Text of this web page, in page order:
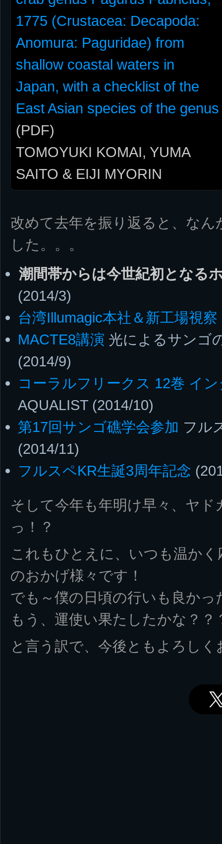
1775 (Crustacea: Decapoda:
Anomura: Paguridae) from
shallow coastal waters in
Japan, with a checklist of the
East Asian species of the genus
(PDF)
TOMOYUKI KOMAI, YUMA
SAITO & EIJI MYORIN
改めて去年を振り返ると、な
した。。。
潮間帯からは今世紀初となる
(2014/3)
台湾Illumagic本社＆新工場視察
MACTE8講演 光によるサンゴ
(2014/9)
コーラルフリークス 12巻 イ
AQUALIST (2014/10)
第17回サンゴ礁学会参加 フル
(2014/11)
フルスペKR生誕3周年記念
そして今年も年明け早々、ヤド
っ！？
これもひとえに、いつも温か
のおかげ様々です！
でも～僕の日頃の行いも良かっ
もう、運使い果たしたかな？？
と言う訳で、今後ともよろし